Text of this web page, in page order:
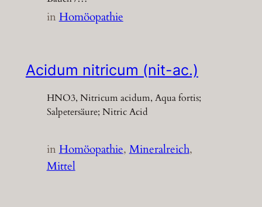
inHomöopathie
Acidum nitricum (nit-ac.)
HNO3, Nitricum acidum, Aqua fortis;
Salpetersäure; Nitric Acid
inHomöopathie, Mineralreich
Mittel